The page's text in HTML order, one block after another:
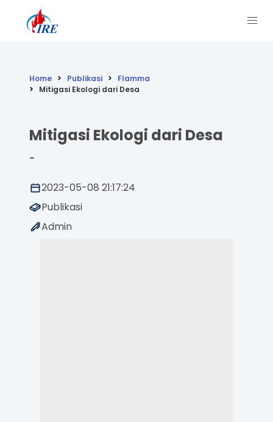
Home Publikasi
Flamma
Mitigasi Ekologi dari Desa
Mitigasi Ekologi dari Desa
-
2023-05-08 21:17:24
Publikasi
Admin